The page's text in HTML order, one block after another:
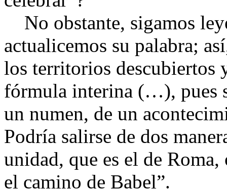
No obstante, sigamos
actualicemos su palabra;
los territorios descubiertos
fórmula interina (…), pues
un numen, de un
Podría salirse de dos
unidad, que es el de
el camino de Babel”.